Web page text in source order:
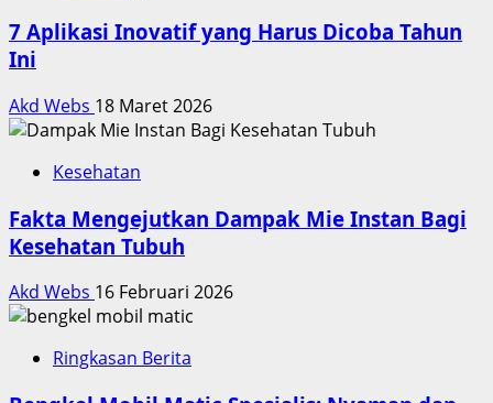
7 Aplikasi Inovatif yang Harus Dicoba Tahun
Ini
Akd Webs 18 Maret 2026
Kesehatan
Fakta Mengejutkan Dampak Mie Instan Bagi
Kesehatan Tubuh
Akd Webs 16 Februari 2026
Ringkasan Berita